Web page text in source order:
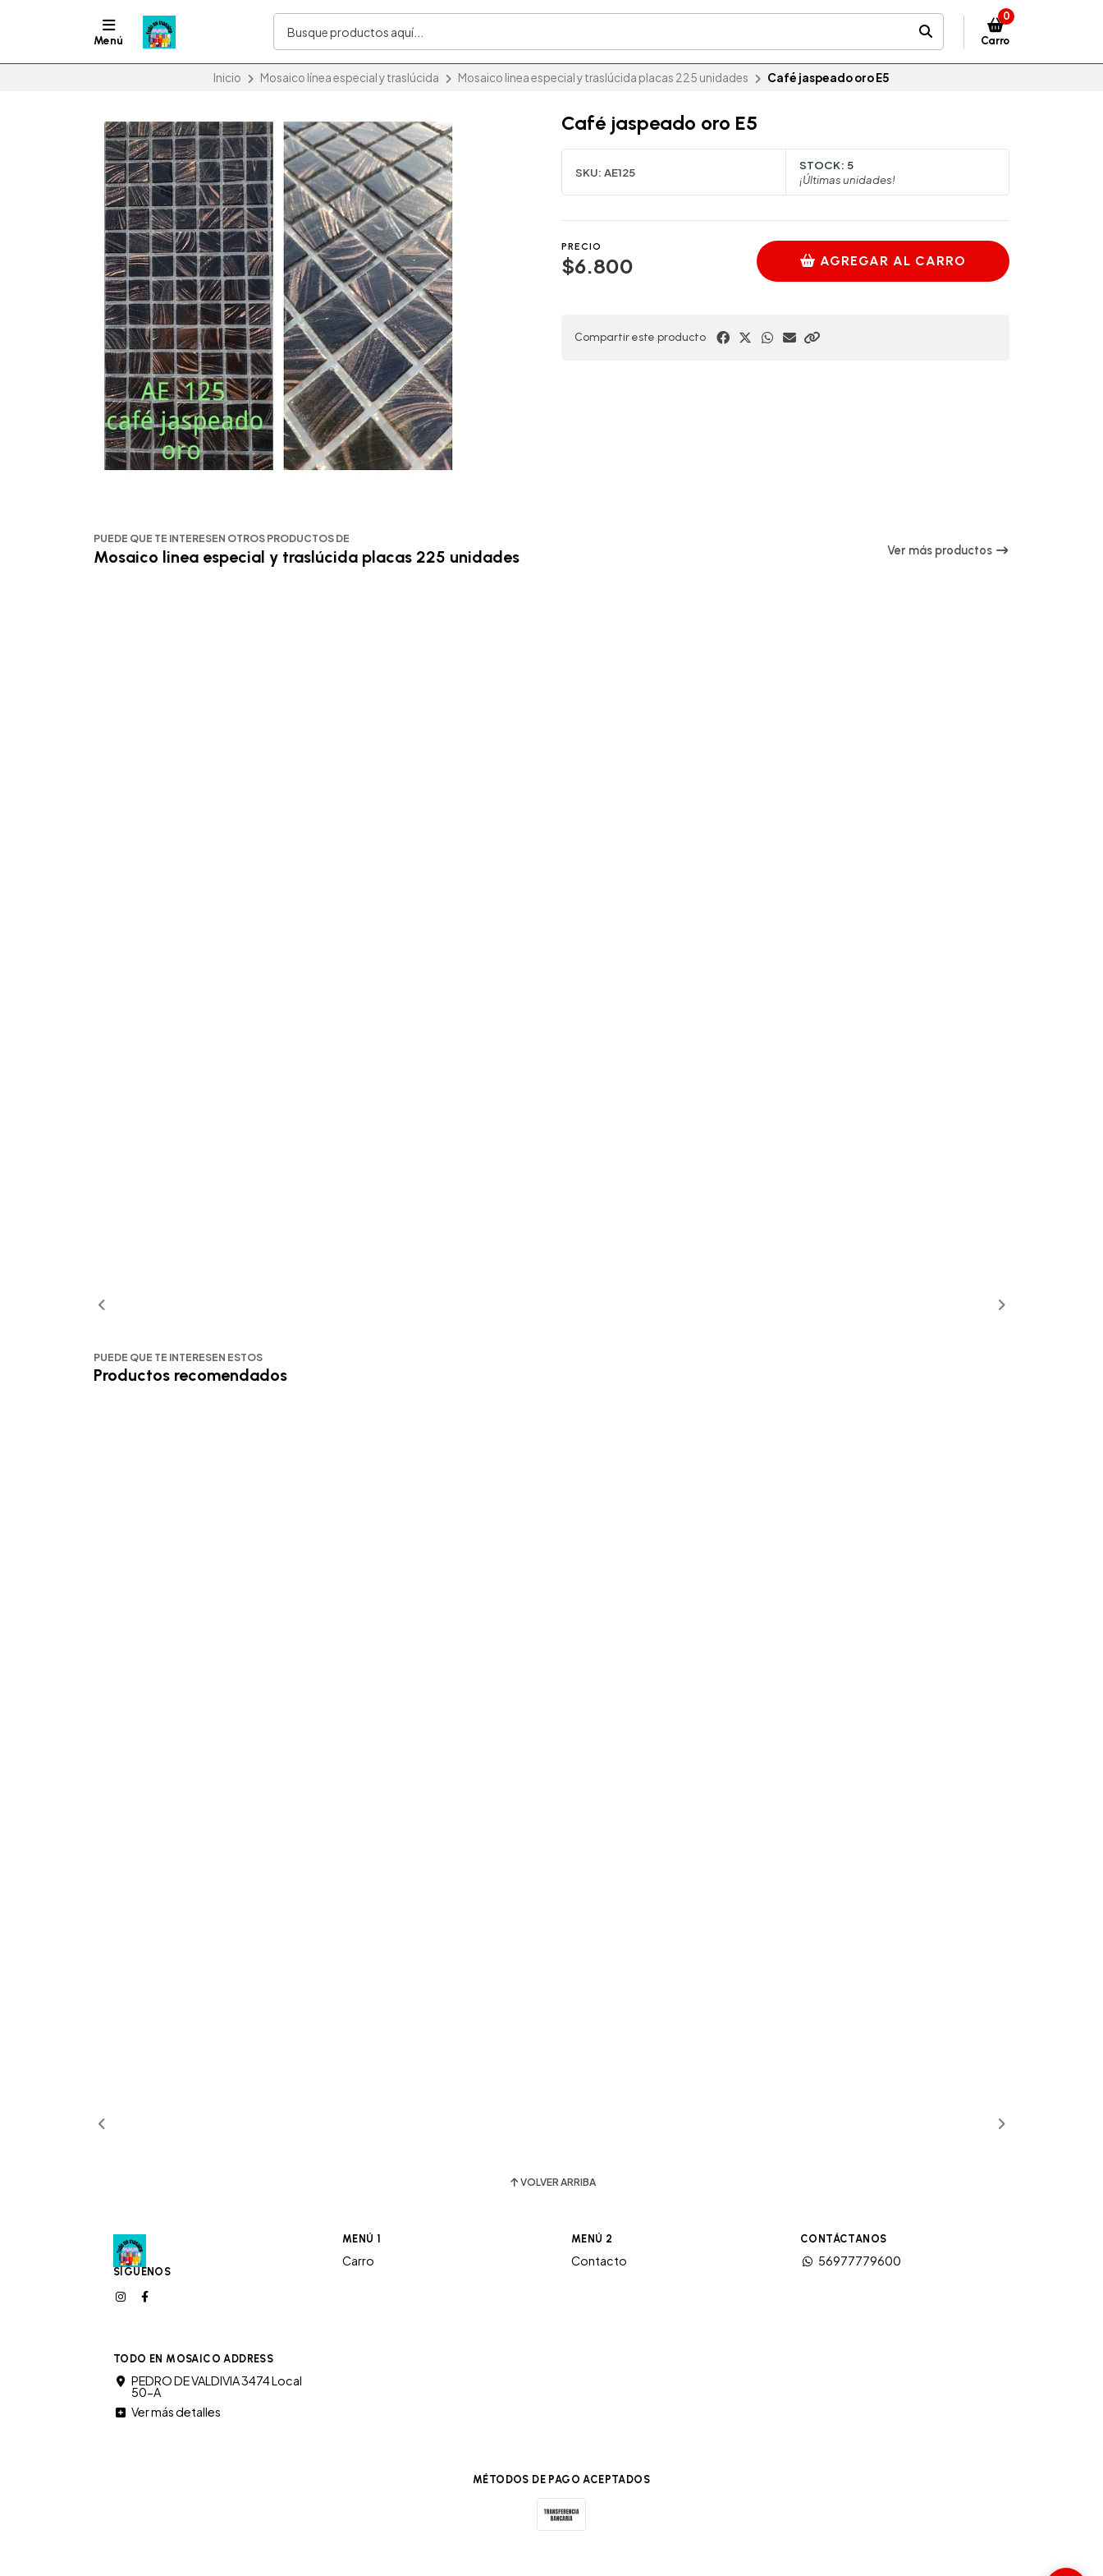
Menú
0
Carro
Inicio Mosaico línea especial y traslúcida Mosaico linea especial y traslúcida placas 225 unidades Café jaspeado oro E5
Café jaspeado oro E5
SKU: AE125 STOCK: 5
¡Últimas unidades!
PRECIO
$6.800 AGREGAR AL CARRO
Compartir este producto
PUEDE QUE TE INTERESEN OTROS PRODUCTOS DE
Mosaico linea especial y traslúcida placas 225 unidades Ver más productos
PUEDE QUE TE INTERESEN ESTOS
Productos recomendados
VOLVER ARRIBA
SÍGUENOS
MENÚ 1
Carro
MENÚ 2
Contacto
CONTÁCTANOS
56977779600
TODO EN MOSAICO ADDRESS
PEDRO DE VALDIVIA 3474 Local
50-A
Ver más detalles
MÉTODOS DE PAGO ACEPTADOS